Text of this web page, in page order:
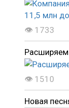
👁 1733
👁 1510
Новая